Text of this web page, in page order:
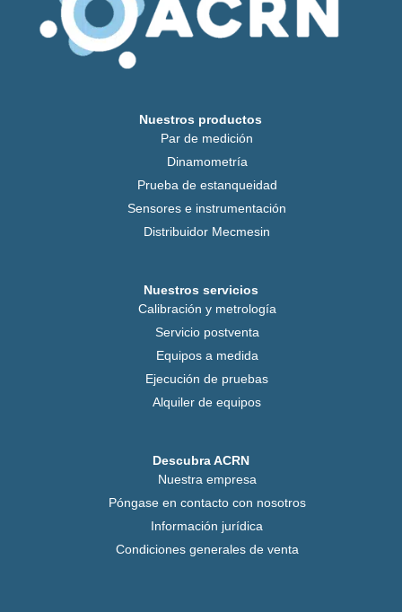
Nuestros productos
Par de medición
Dinamometría
Prueba de estanqueidad
Sensores e instrumentación
Distribuidor Mecmesin
Nuestros servicios
Calibración y metrología
Servicio postventa
Equipos a medida
Ejecución de pruebas
Alquiler de equipos
Descubra ACRN
Nuestra empresa
Póngase en contacto con nosotros
Información jurídica
Condiciones generales de venta